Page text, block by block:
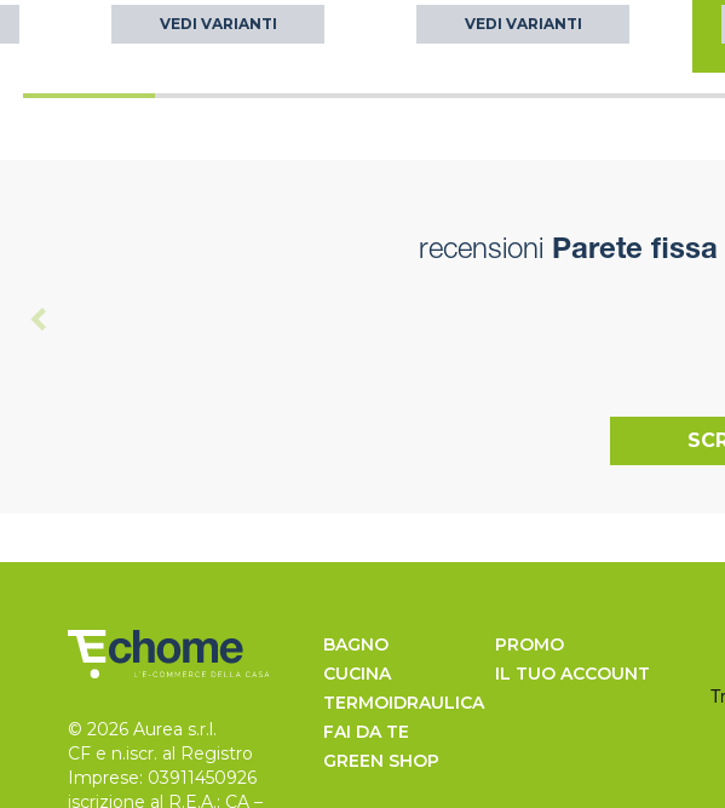
VEDI VARIANTI VEDI VARIANTI
recensioni Parete
© 2026 Aurea s.r.l.
CF e n.iscr. al Registro
Imprese: 03911450926
iscrizione al R.E.A.: CA –
BAGNO
CUCINA
TERMOIDRAULICA
FAI DA TE
GREEN SHOP
PROMO
IL TUO ACCOUNT